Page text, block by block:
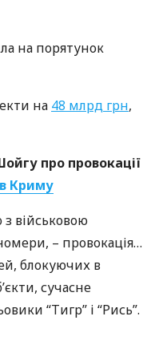
на порятунок
на 48 млрд грн,
про провокації
в Криму
з військовою
– провокація…
блокуючих в
сучасне
“Тигр” і “Рись”.